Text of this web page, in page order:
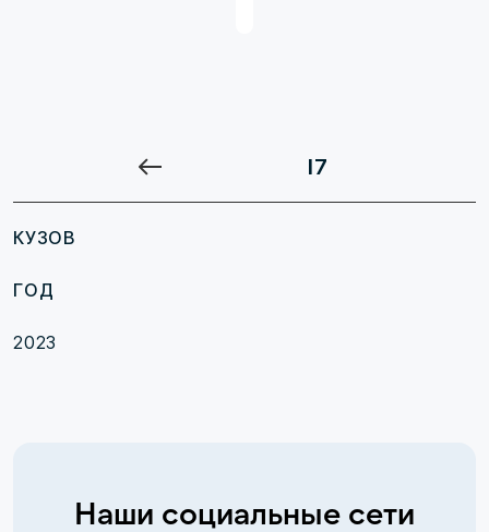
I7
КУЗОВ
ГОД
2023
Наши социальные сети